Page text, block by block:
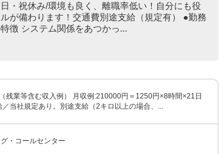
・祝休み/環境も良く、離職率低い！自分にも役
が備わります！交通費別途支給（規定有） ●勤務
徴 システム関係をあつかっ...
業等含む収入例） 月収例:210000円＝1250円×8時間×21日
当社規定あり。別途支給（2キロ以上の場合、...
・コールセンター